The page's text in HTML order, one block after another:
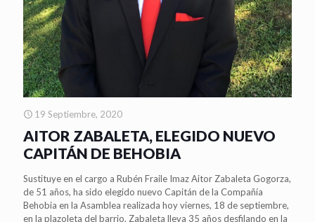
19 Septiembre, 2020
AITOR ZABALETA, ELEGIDO NUEVO
CAPITÁN DE BEHOBIA
Sustituye en el cargo a Rubén Fraile Imaz Aitor Zabaleta Gogorza,
de 51 años, ha sido elegido nuevo Capitán de la Compañía
Behobia en la Asamblea realizada hoy viernes, 18 de septiembre,
en la plazoleta del barrio. Zabaleta lleva 35 años desfilando en la